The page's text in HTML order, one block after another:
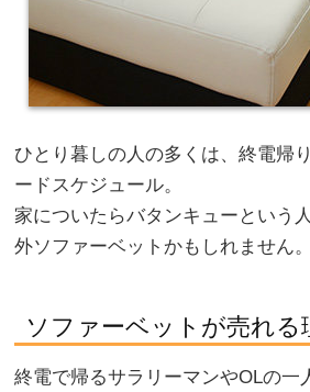
ひとり暮しの人の多くは、終電帰
ードスケジュール。
家についたらバタンキューという
外ソファーベットかもしれません。
ソファーベットが売れる
終電で帰るサラリーマンやOLの一